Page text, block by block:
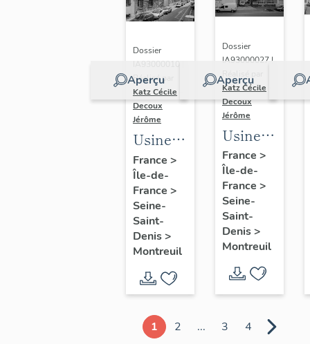
Aperçu
Dossier
IA93000010 |
Réalisé par
Katz Cécile
Decoux
Jérôme
Usine
de
peausserie
Jumel
aîné,
puis
usine
de
céramique
E.
Robert
France >
Île-de-
France >
Seine-
Saint-
Denis>
Montreuil
Aperçu
Dossier
IA93000027 |
Katz Cécile
Decoux
Jérôme
Usine
de
chaussures
Debard,
actuellement
logement
France >
Île-de-
France >
Seine-
Saint-
Denis>
Montreuil
1 2 ... 3 4